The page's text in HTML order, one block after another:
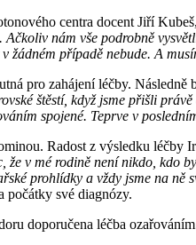
centra docent Jiří
nám vše podrobně
žádném případě nebude. A
pro zahájení léčby.
štěstí, když jsme přišli
spojené. Teprve v
Radost z výsledku léčby
že v mé rodině není nikdo, kdo
prohlídky a vždy jsme na
počátky své diagnózy.
doporučena léčba